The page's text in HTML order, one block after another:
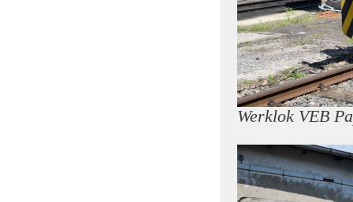
Werklok VEB